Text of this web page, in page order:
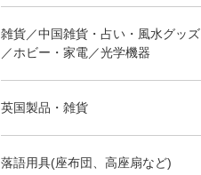
雑貨／中国雑貨・占い・風水グッズ
／ホビー・家電／光学機器
英国製品・雑貨
落語用具(座布団、高座扇など)